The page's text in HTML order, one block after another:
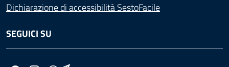
Dichiarazione di accessibilità SestoFacile
SEGUICI SU